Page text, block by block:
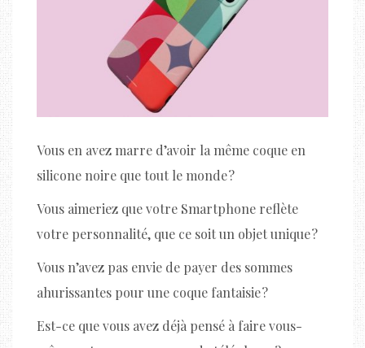
Vous en avez marre d’avoir la même coque en
silicone noire que tout le monde ?
Vous aimeriez que votre Smartphone reflète
votre personnalité, que ce soit un objet unique ?
Vous n’avez pas envie de payer des sommes
ahurissantes pour une coque fantaisie ?
Est-ce que vous avez déjà pensé à faire vous-